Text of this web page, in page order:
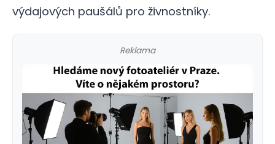
výdajových paušálů pro živnostníky.
Reklama